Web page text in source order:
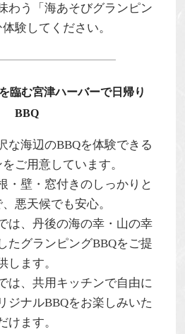
わう「海あそびグランピン
験してください。
臨む宮津ハーバーで日帰り
BBQ
な海辺のBBQを体験できる
をご用意しています。
・壁・窓付きのしっかりと
悪天候でも安心。
は、丹後の海の幸・山の幸
たグランピングBBQをご提
します。
は、共用キッチンで自由に
ジナルBBQをお楽しみいた
けます。